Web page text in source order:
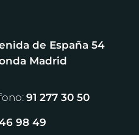
de España 54
Madrid
91 277 30 50
98 49